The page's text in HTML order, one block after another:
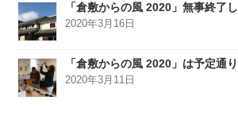
「倉敷からの風 2020」無事終了
2020年3月16日
「倉敷からの風 2020」は予定通
2020年3月11日